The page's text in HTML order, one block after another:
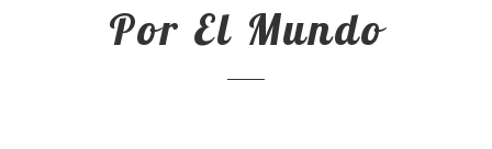
Por El Mundo